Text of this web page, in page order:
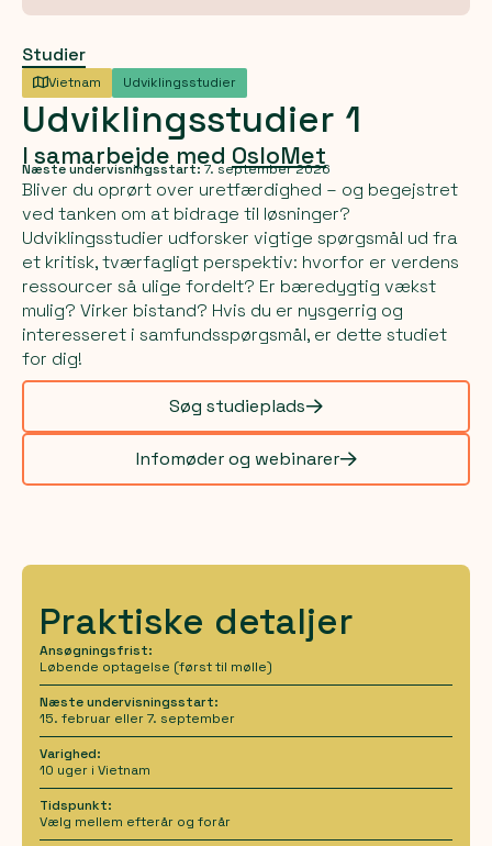
Studier
Vietnam Udviklingsstudier
Udviklingsstudier 1
I samarbejde med OsloMet
Næste undervisningsstart:7. september 2026
Bliver du oprørt over uretfærdighed – og begejstret
ved tanken om at bidrage til løsninger?
Udviklingsstudier udforsker vigtige spørgsmål ud fra
et kritisk, tværfagligt perspektiv: hvorfor er verdens
ressourcer så ulige fordelt? Er bæredygtig vækst
mulig? Virker bistand? Hvis du er nysgerrig og
interesseret i samfundsspørgsmål, er dette studiet
for dig!
Søg studieplads
Infomøder og webinarer
Praktiske detaljer
Ansøgningsfrist:
Løbende optagelse (først til mølle)
Næste undervisningsstart:
15. februar eller 7. september
Varighed:
10 uger i Vietnam
Tidspunkt:
Vælg mellem efterår og forår